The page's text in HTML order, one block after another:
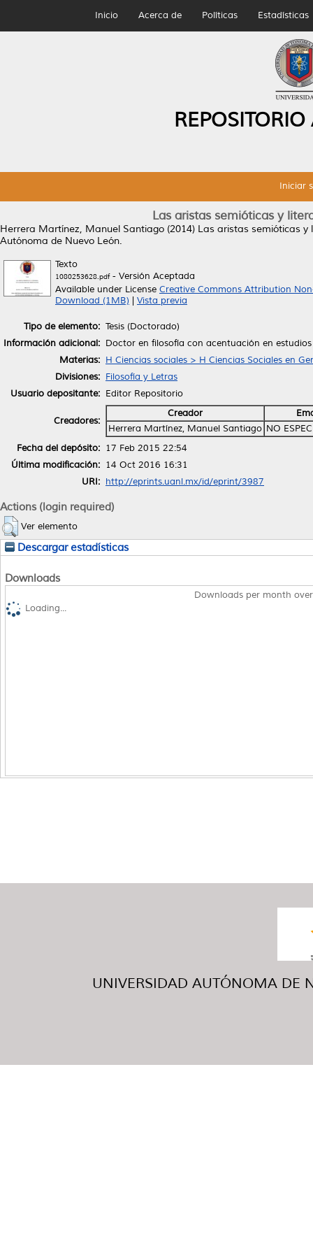
Inicio Acerca de Políticas Estadísticas
Iniciar
Las aristas semióticas y
Herrera Martínez, Manuel Santiago (2014) Las aristas semióticas y
Autónoma de Nuevo León.
Texto
1080253628.pdf- Versión Aceptada
Available under License Creative Commons Attribution
Download (1MB)
Vista previa
Tipo de elemento: Tesis (Doctorado)
Información adicional: Doctor en filosofía con acentuación en
Materias: H Ciencias sociales > H Ciencias Sociales en
Divisiones: Filosofía y Letras
Usuario depositante: Editor Repositorio
Creadores:
Creador
Herrera Martínez, Manuel Santiago NO
Fecha del depósito: 17 Feb 2015 22:54
Última modificación: 14 Oct 2016 16:31
URI: http://eprints.uanl.mx/id/eprint/3987
Actions (login required)
Ver elemento
Descargar estadísticas
Downloads
Downloads per month
Loading...
UNIVERSIDAD AUTÓNOMA DE